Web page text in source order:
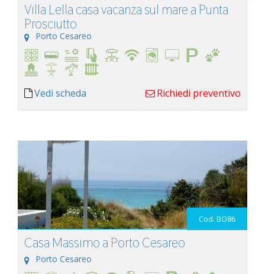
Villa Lella casa vacanza sul mare a Punta
Prosciutto
Porto Cesareo
Vedi scheda Richiedi preventivo
Cod. BO86
Casa Massimo a Porto Cesareo
Porto Cesareo